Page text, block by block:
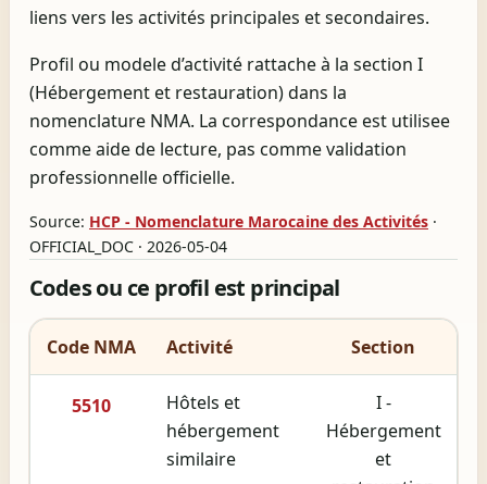
liens vers les activités principales et secondaires.
Profil ou modele d’activité rattache à la section I
(Hébergement et restauration) dans la
nomenclature NMA. La correspondance est utilisee
comme aide de lecture, pas comme validation
professionnelle officielle.
Source: HCP - Nomenclature Marocaine des Activités ·
OFFICIAL_DOC · 2026-05-04
Codes ou ce profil est principal
Code NMA Activité Section
5510
Hôtels et
hébergement
similaire
I -
Hébergement
et